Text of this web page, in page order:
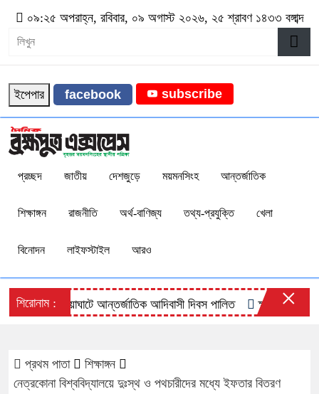
০৯:২৫ অপরাহ্ন, রবিবার, ০৯ অগাস্ট ২০২৬, ২৫ শ্রাবণ ১৪৩৩ বঙ্গাব্দ
ইপেপার facebook subscribe
প্রচ্ছদ জাতীয় দেশজুড়ে ময়মনসিংহ আন্তর্জাতিক
শিক্ষাঙ্গন রাজনীতি অর্থ-বাণিজ্য তথ্য-প্রযুক্তি খেলা
বিনোদন লাইফস্টাইল আরও
শিরোনাম :হালুয়াঘাটে আন্তর্জাতিক আদিবাসী দিবস পালিত ক্ষুদ্র নৃগোষ্ঠীর
×
প্রথম পাতা
শিক্ষাঙ্গন
নেত্রকোনা বিশ্ববিদ্যালয়ে দুঃস্থ ও পথচারীদের মধ্যে ইফতার বিতরণ